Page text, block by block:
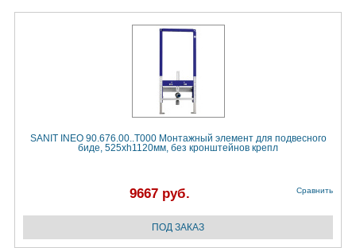
SANIT INEO 90.676.00..T000 Монтажный элемент для подвесного
биде, 525хh1120мм, без кронштейнов крепл
9667 руб. Сравнить